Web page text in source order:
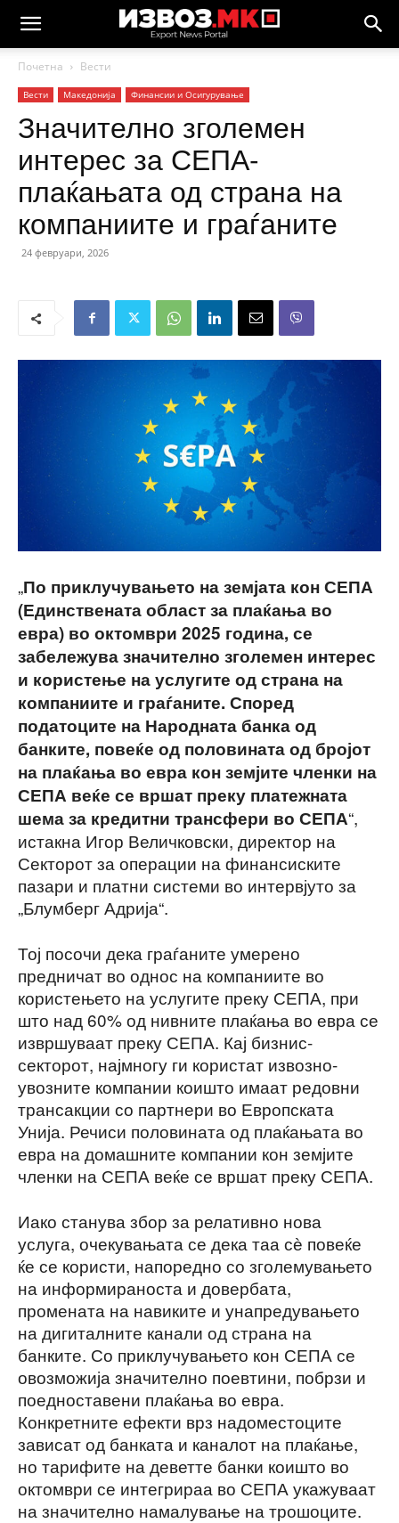
Почетна Вести
Вести Македонија Финансии и Осигурување
Значително зголемен
интерес за СЕПА-
плаќањата од страна на
компаниите и граѓаните
24 февруари, 2026
„По приклучувањето на земјата кон СЕПА
(Единствената област за плаќања во
евра) во октомври 2025 година, се
забележува значително зголемен интерес
и користење на услугите од страна на
компаниите и граѓаните. Според
податоците на Народната банка од
банките, повеќе од половината од бројот
на плаќања во евра кон земјите членки на
СЕПА веќе се вршат преку платежната
шема за кредитни трансфери во СЕПА“,
истакна Игор Величковски, директор на
Секторот за операции на финансиските
пазари и платни системи во интервјуто за
„Блумберг Адрија“.
Тој посочи дека граѓаните умерено
предничат во однос на компаниите во
користењето на услугите преку СЕПА, при
што над 60% од нивните плаќања во евра се
извршуваат преку СЕПА. Кај бизнис-
секторот, најмногу ги користат извозно-
увозните компании коишто имаат редовни
трансакции со партнери во Европската
Унија. Речиси половината од плаќањата во
евра на домашните компании кон земјите
членки на СЕПА веќе се вршат преку СЕПА.
Иако станува збор за релативно нова
услуга, очекувањата се дека таа сѐ повеќе
ќе се користи, напоредно со зголемувањето
на информираноста и довербата,
промената на навиките и унапредувањето
на дигиталните канали од страна на
банките. Со приклучувањето кон СЕПА се
овозможија значително поевтини, побрзи и
поедноставени плаќања во евра.
Конкретните ефекти врз надоместоците
зависат од банката и каналот на плаќање,
но тарифите на деветте банки коишто во
октомври се интегрираа во СЕПА укажуваат
на значително намалување на трошоците.